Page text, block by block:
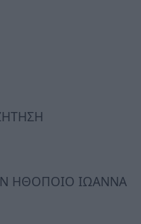
ΗΘΟΠΟΙΟ ΙΩΑΝΝΑ